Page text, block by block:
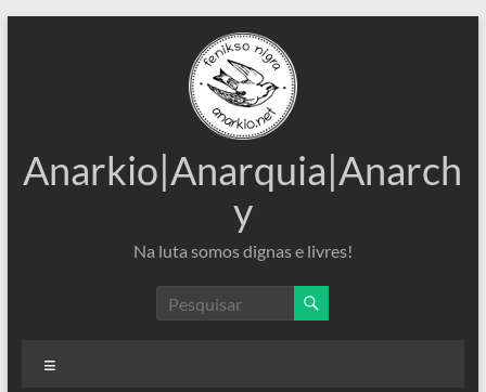
Anarkio|Anarquia|Anarch
y
Na luta somos dignas e livres!